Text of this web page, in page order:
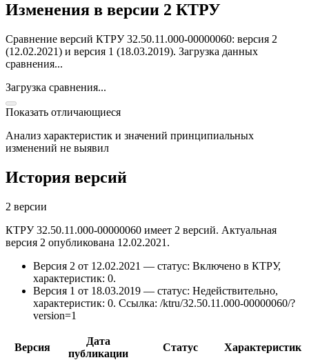
Изменения в версии 2 КТРУ
Сравнение версий КТРУ 32.50.11.000-00000060: версия 2
(12.02.2021) и версия 1 (18.03.2019). Загрузка данных
сравнения...
Загрузка сравнения...
Показать отличающиеся
Анализ характеристик и значений принципиальных
изменений не выявил
История версий
2 версии
КТРУ 32.50.11.000-00000060 имеет 2 версий. Актуальная
версия 2 опубликована 12.02.2021.
Версия 2 от 12.02.2021 — статус: Включено в КТРУ,
характеристик: 0.
Версия 1 от 18.03.2019 — статус: Недействительно,
характеристик: 0. Ссылка: /ktru/32.50.11.000-00000060/?
version=1
Версия
Дата
публикации
Статус
Характеристик